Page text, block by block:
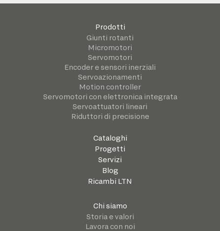
Prodotti
Giunti rotanti
Micromotori
Servomotori
Encoder e sensori inerziali
Servoazionamenti
Motion controller
Servomotori con elettronica integrata
Servoattuatori lineari
Riduttori di precisione
Cataloghi
Progetti
Servizi
Blog
Ricambi LTN
Chi siamo
Storia e valori
Lavora con noi